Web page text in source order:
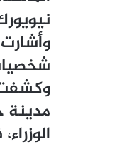
ﻭﻛﺸﻔﺖ
ﻣﺪﻳﻨﺔ